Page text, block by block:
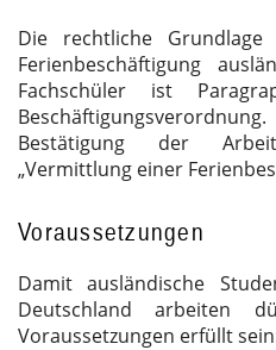
Die rechtliche
Ferienbeschäftigung
Fachschüler ist
Bestätigung der
„Vermittlung einer
Voraussetzungen
Damit ausländische
Deutschland arbeiten
Voraussetzungen erfüllt